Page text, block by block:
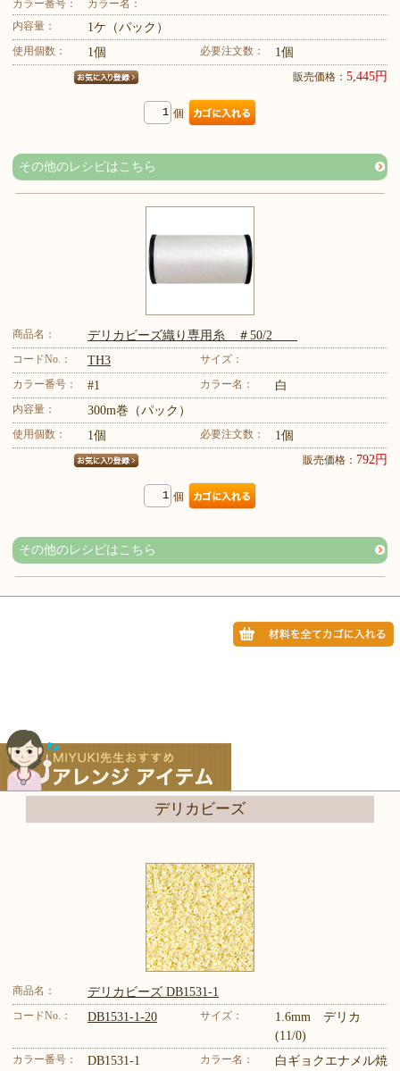
カラー番号：
カラー名：
内容量：
1ケ（パック）
使用個数： 1個 必要注文数： 1個
販売価格： 5,445円
個
その他のレシピはこちら
商品名： デリカビーズ織り専用糸 ＃50/2
コードNo.： TH3
サイズ：
カラー番号：
#1 カラー名： 白
内容量： 300m巻（パック）
使用個数： 1個 必要注文数： 1個
販売価格： 792円
個
その他のレシピはこちら
デリカビーズ
商品名： デリカビーズ DB1531-1
コードNo.： DB1531-1-20 サイズ：
1.6mm デリカ
(11/0)
カラー番号： DB1531-1 カラー名：
白ギョクエナメル焼